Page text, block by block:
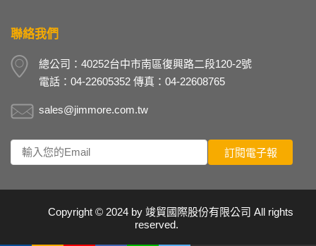
聯絡我們
總公司：40252台中市南區復興路二段120-2號
電話：04-22605352 傳真：04-22608765
sales@jimmore.com.tw
Copyright © 2024 by 竣貿國際股份有限公司 All rights
reserved.